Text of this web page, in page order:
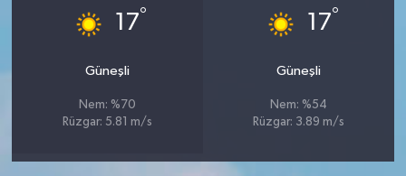
17°
Güneşli
Nem: %70
Rüzgar: 5.81 m/s
17°
Güneşli
Nem: %54
Rüzgar: 3.89 m/s